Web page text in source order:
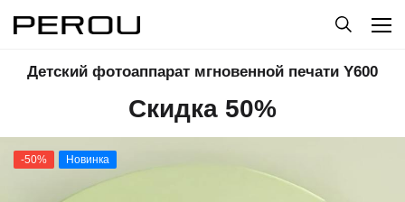
Детский фотоаппарат мгновенной печати Y600
Скидка 50%
-50% Новинка